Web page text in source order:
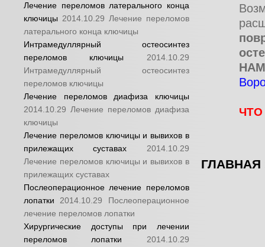
Лечение переломов латерального конца
ключицы 2014.10.29 Лечение переломов
латерального конца ключицы
Интрамедуллярный остеосинтез
переломов ключицы
2014.10.29
Интрамедуллярный остеосинтез
переломов ключицы
Лечение переломов диафиза ключицы
2014.10.29 Лечение переломов диафиза
ключицы
Лечение переломов ключицы и вывихов в
прилежащих суставах
2014.10.29
Лечение переломов ключицы и вывихов в
прилежащих суставах
Послеоперационное лечение переломов
лопатки
2014.10.29
Послеоперационное
лечение переломов лопатки
Хирургические доступы при лечении
переломов лопатки
2014.10.29
ГЛАВНАЯ